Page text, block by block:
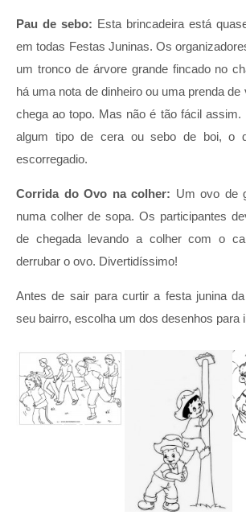
Pau de sebo: Esta brincadeira está
em todas Festas Juninas. Os
um tronco de árvore grande fincado no
há uma nota de dinheiro ou uma prenda de
chega ao topo. Mas não é tão fácil assim.
algum tipo de cera ou sebo de boi, o
escorregadio.
Corrida do Ovo na colher: Um ovo de
numa colher de sopa. Os participantes
de chegada levando a colher com o
derrubar o ovo. Divertidíssimo!
Antes de sair para curtir a festa junina
seu bairro, escolha um dos desenhos para